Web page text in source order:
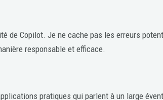
de Copilot. Je ne cache pas les erreurs
responsable et efficace.
pratiques qui parlent à un large